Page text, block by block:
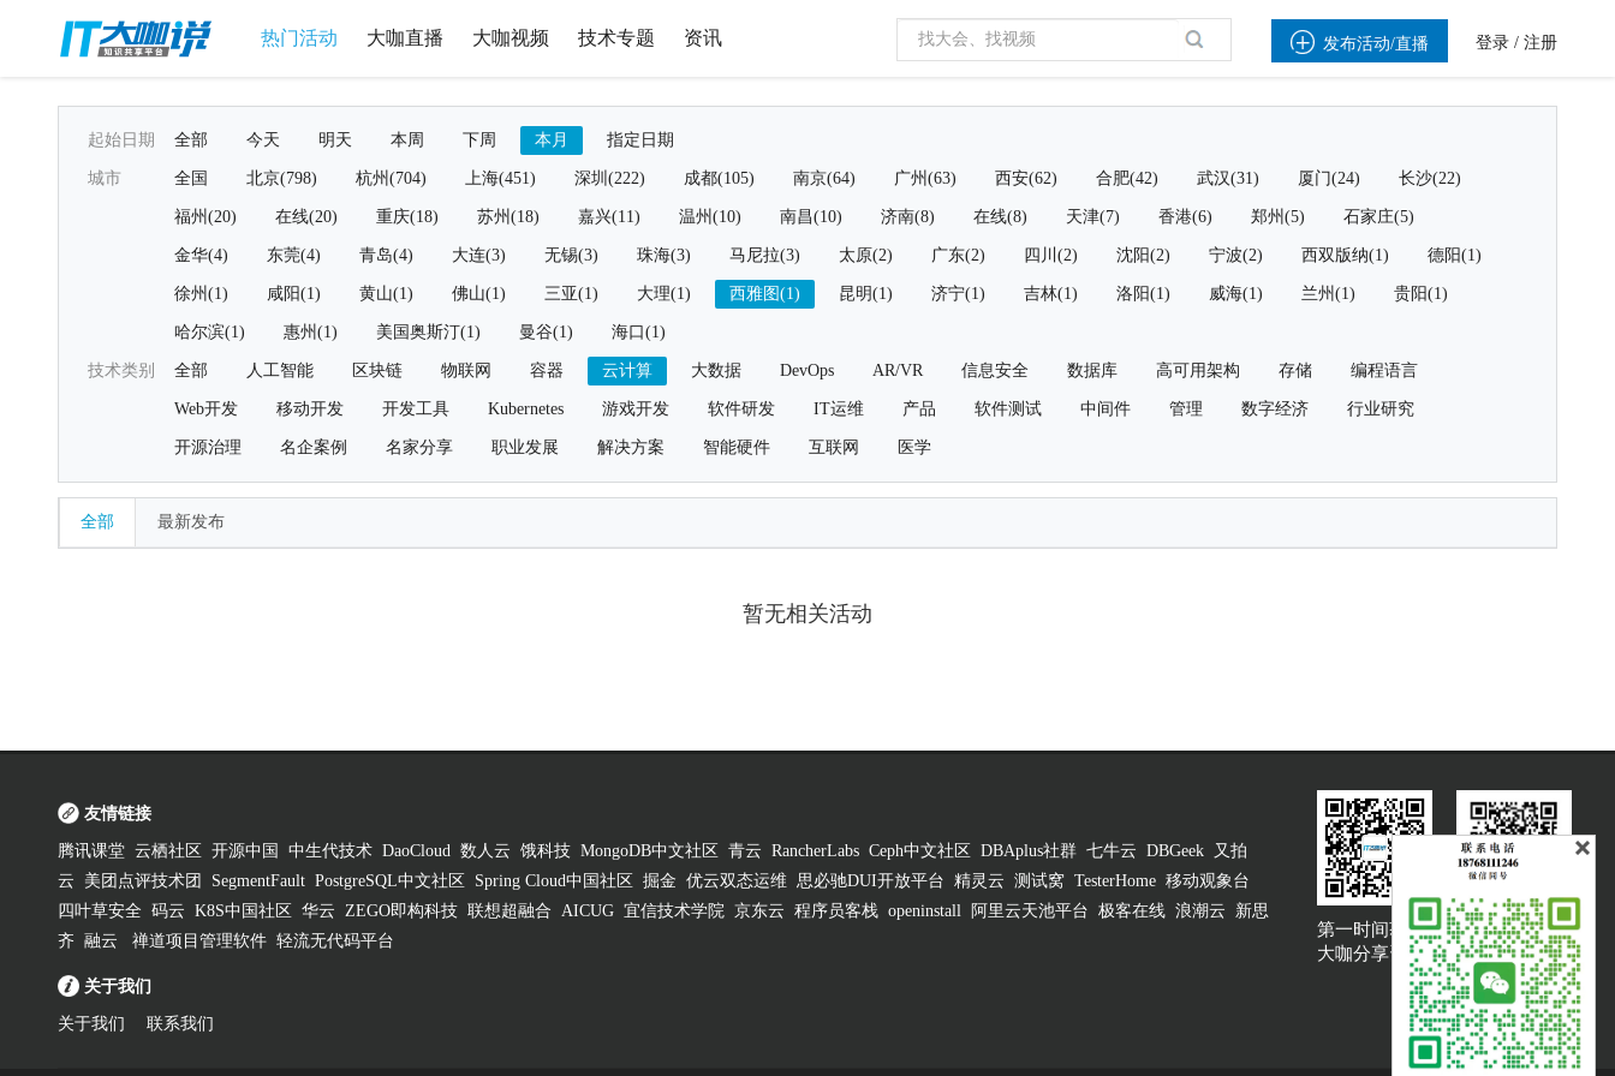
热门活动 大咖直播 大咖视频 技术专题 资讯  发布活动/直播 登录 / 注册
起始日期 全部 今天 明天 本周 下周 本月 指定日期
城市 全国 北京(798) 杭州(704) 上海(451) 深圳(222) 成都(105) 南京(64) 广州(63) 西安(62) 合肥(42) 武汉(31) 厦门(24) 长沙(22)
福州(20) 在线(20) 重庆(18) 苏州(18) 嘉兴(11) 温州(10) 南昌(10) 济南(8) 在线(8) 天津(7) 香港(6) 郑州(5) 石家庄(5)
金华(4) 东莞(4) 青岛(4) 大连(3) 无锡(3) 珠海(3) 马尼拉(3) 太原(2) 广东(2) 四川(2) 沈阳(2) 宁波(2) 西双版纳(1) 德阳(1)
徐州(1) 咸阳(1) 黄山(1) 佛山(1) 三亚(1) 大理(1) 西雅图(1) 昆明(1) 济宁(1) 吉林(1) 洛阳(1) 威海(1) 兰州(1) 贵阳(1)
哈尔滨(1) 惠州(1) 美国奥斯汀(1) 曼谷(1) 海口(1)
技术类别 全部 人工智能 区块链 物联网 容器 云计算 大数据 DevOps AR/VR 信息安全 数据库 高可用架构 存储 编程语言
Web开发 移动开发 开发工具 Kubernetes 游戏开发 软件研发 IT运维 产品 软件测试 中间件 管理 数字经济 行业研究
开源治理 名企案例 名家分享 职业发展 解决方案 智能硬件 互联网 医学
全部 最新发布
暂无相关活动
友情链接
腾讯课堂 云栖社区 开源中国 中生代技术 DaoCloud 数人云 饿科技 MongoDB中文社区 青云 RancherLabs Ceph中文社区 DBAplus社群 七牛云 DBGeek
又拍
云
美团点评技术团 SegmentFault PostgreSQL中文社区 Spring Cloud中国社区 掘金 优云双态运维 思必驰DUI开放平台 精灵云 测试窝 TesterHome 移动观象台
四叶草安全 码云 K8S中国社区 华云 ZEGO即构科技 联想超融合 AICUG 宜信技术学院 京东云 程序员客栈 openinstall 阿里云天池平台 极客在线 浪潮云
新思
齐 融云 禅道项目管理软件 轻流无代码平台
关于我们
关于我们 联系我们
第一时间获取
大咖分享资讯
大咖说吐槽客服